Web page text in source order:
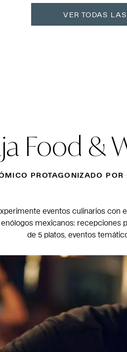
VER TODAS
Food &
PROTAGONIZADO
eventos culinarios con
enólogos mexicanos: recepciones
de 5 platos, eventos